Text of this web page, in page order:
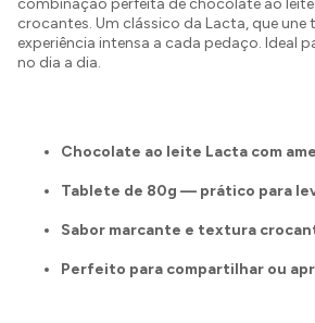
combinação perfeita de chocolate ao
crocantes. Um clássico da Lacta, que
experiência intensa a cada pedaço. Ideal
no dia a dia.
Chocolate ao leite Lacta com
Tablete de 80g — prático para
Sabor marcante e textura
Perfeito para compartilhar ou